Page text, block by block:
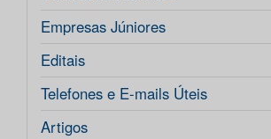
Empresas Júniores
Editais
Telefones e E-mails Úteis
Artigos